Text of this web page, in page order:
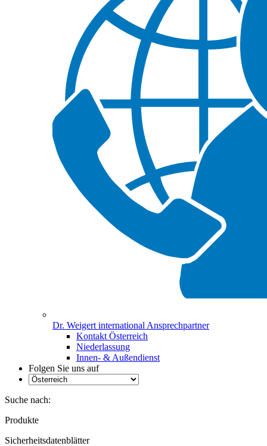
Dr. Weigert international Ansprechpartner
Kontakt Österreich
Niederlassung
Innen- & Außendienst
Folgen Sie uns auf
Suche nach:
Produkte
Sicherheitsdatenblätter